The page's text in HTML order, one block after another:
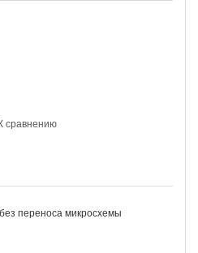
сравнению
переноса микросхемы